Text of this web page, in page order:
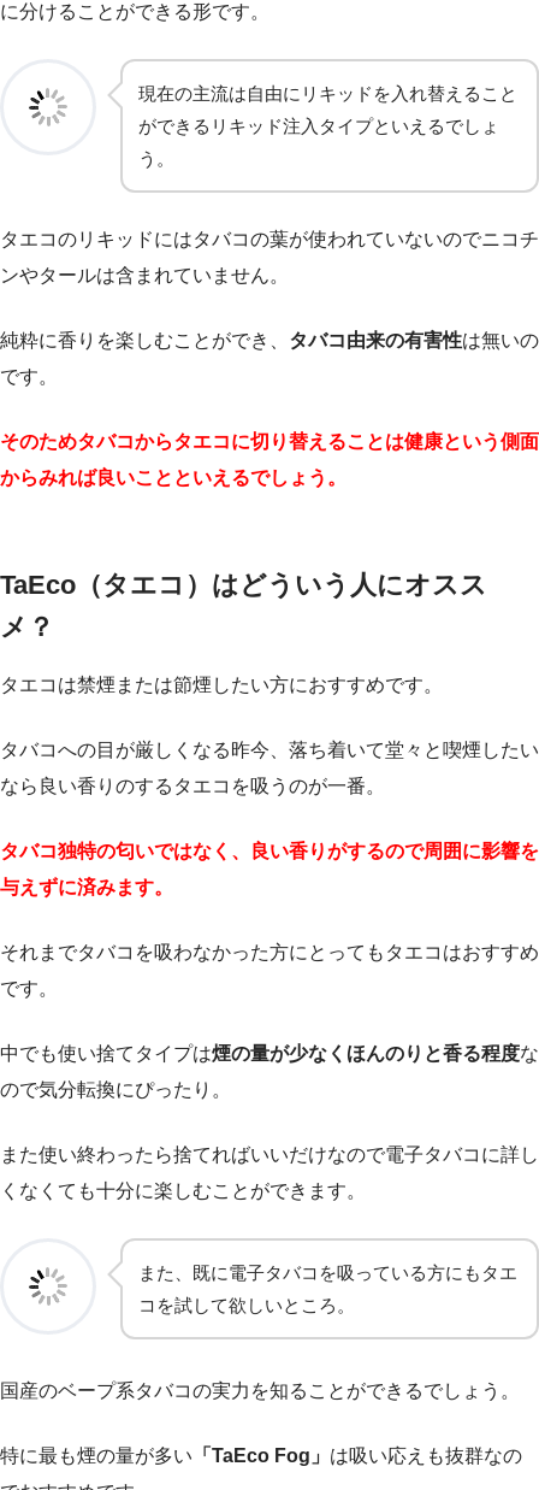
に分けることができる形です。
現在の主流は自由にリキッドを入れ替えること
ができるリキッド注入タイプといえるでしょ
う。
タエコのリキッドにはタバコの葉が使われていないのでニコチ
ンやタールは含まれていません。
純粋に香りを楽しむことができ、 タバコ由来の有害性は無いの
です。
そのためタバコからタエコに切り替えることは健康という側面
からみれば良いことといえるでしょう。
TaEco（タエコ）はどういう人にオスス
メ？
タエコは禁煙または節煙したい方におすすめです。
タバコへの目が厳しくなる昨今、落ち着いて堂々と喫煙したい
なら良い香りのするタエコを吸うのが一番。
タバコ独特の匂いではなく、良い香りがするので周囲に影響を
与えずに済みます。
それまでタバコを吸わなかった方にとってもタエコはおすすめ
です。
中でも使い捨てタイプは煙の量が少なくほんのりと香る程度な
ので気分転換にぴったり。
また使い終わったら捨てればいいだけなので電子タバコに詳し
くなくても十分に楽しむことができます。
また、既に電子タバコを吸っている方にもタエ
コを試して欲しいところ。
国産のベープ系タバコの実力を知ることができるでしょう。
特に最も煙の量が多い 「TaEco Fog」 は吸い応えも抜群なの